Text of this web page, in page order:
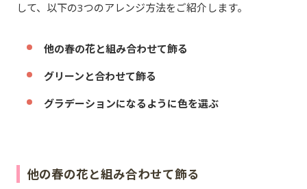
して、以下の3つのアレンジ方法をご紹介します。
他の春の花と組み合わせて飾る
グリーンと合わせて飾る
グラデーションになるように色を選ぶ
他の春の花と組み合わせて飾る